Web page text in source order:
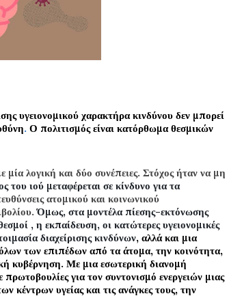
υγειονομικού χαρακτήρα κινδύνου δεν μπορεί
. Ο πολιτισμός είναι κατόρθωμα θεσμικών
λογική και δύο συνέπειες. Στόχος ήταν να μη
του ιού μεταφέρεται σε κίνδυνο για τα
ατομικού και κοινωνικού
Όμως, στα μοντέλα πίεσης-εκτόνωσης
, η εκπαίδευση, οι κατώτερες υγειονομικές
διαχείρισης κινδύνων, αλλά και μια
των επιπέδων από τα άτομα, την κοινότητα,
κυβέρνηση. Με μια εσωτερική διανομή
για τον συντονισμό ενεργειών μιας
κέντρων υγείας και τις ανάγκες τους, την